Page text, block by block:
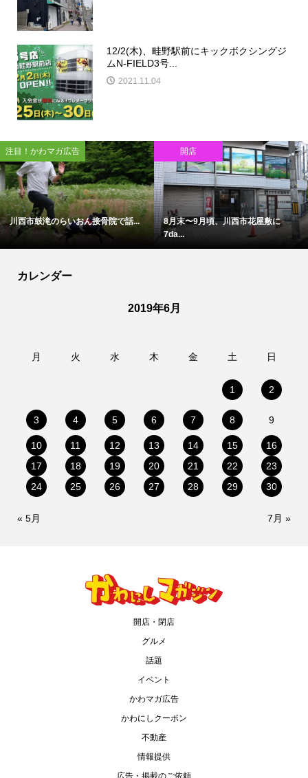
12/2(木)、畦野駅前にキックボクシングジ
ムN-FIELD3号...
2021.11.04
注目！かわマガ広告
川西市鼓滝のらいおん接骨院で話...
開店
8月末〜9月頃、川西市花屋敷に
7da...
カレンダー
2019年6月
月 火 水 木 金 土 日
1 2
3 4 5 6 7 8 9
10 11 12 13 14 15
16
17
18 19 20 21 22
23
24
25 26 27 28 29 30
« 5月 7月 »
開店・閉店
グルメ
話題
イベント
かわマガ広告
かわにしクーポン
不動産
情報提供
広告・掲載のご依頼